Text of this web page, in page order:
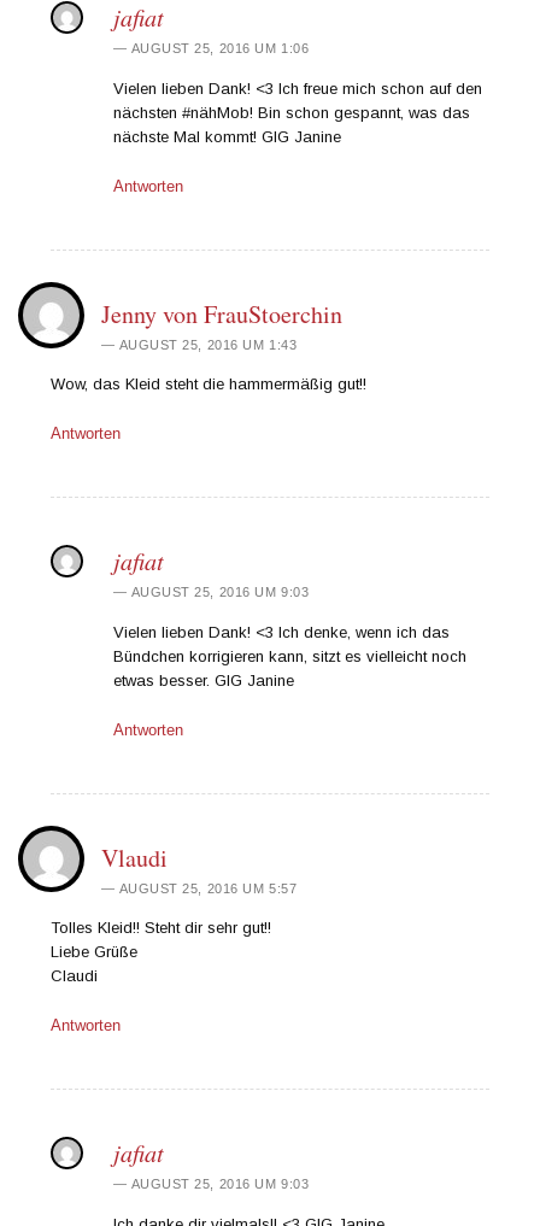
jafiat
AUGUST 25, 2016 UM 1:06
Vielen lieben Dank! <3 Ich freue mich schon auf den
nächsten #nähMob! Bin schon gespannt, was das
nächste Mal kommt! GlG Janine
Antworten
Jenny von FrauStoerchin
AUGUST 25, 2016 UM 1:43
Wow, das Kleid steht die hammermäßig gut!!
Antworten
jafiat
AUGUST 25, 2016 UM 9:03
Vielen lieben Dank! <3 Ich denke, wenn ich das
Bündchen korrigieren kann, sitzt es vielleicht noch
etwas besser. GlG Janine
Antworten
Vlaudi
AUGUST 25, 2016 UM 5:57
Tolles Kleid!! Steht dir sehr gut!!
Liebe Grüße
Claudi
Antworten
jafiat
AUGUST 25, 2016 UM 9:03